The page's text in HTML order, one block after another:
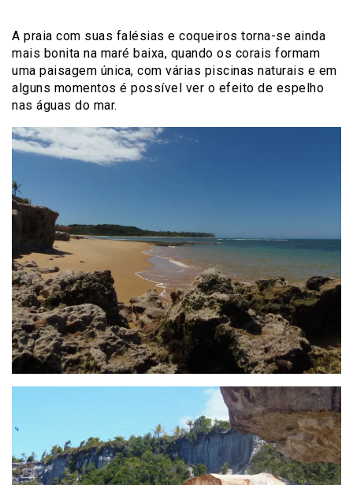
A praia com suas falésias e coqueiros torna-se ainda
mais bonita na maré baixa, quando os corais formam
uma paisagem única, com várias piscinas naturais e em
alguns momentos é possível ver o efeito de espelho
nas águas do mar.